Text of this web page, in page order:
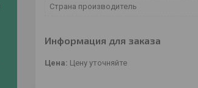
Страна производитель
Информация для заказа
Цена: Цену уточняйте